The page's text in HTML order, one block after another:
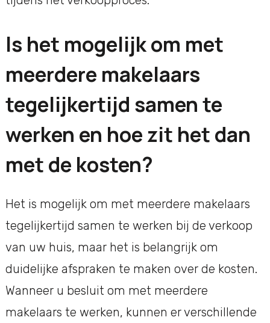
Is het mogelijk om met
meerdere makelaars
tegelijkertijd samen te
werken en hoe zit het dan
met de kosten?
Het is mogelijk om met meerdere makelaars
tegelijkertijd samen te werken bij de verkoop
van uw huis, maar het is belangrijk om
duidelijke afspraken te maken over de kosten.
Wanneer u besluit om met meerdere
makelaars te werken, kunnen er verschillende